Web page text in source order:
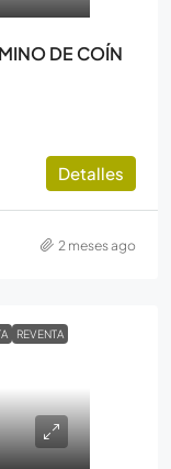
DE COÍN
Detalles
2 meses ago
REVENTA